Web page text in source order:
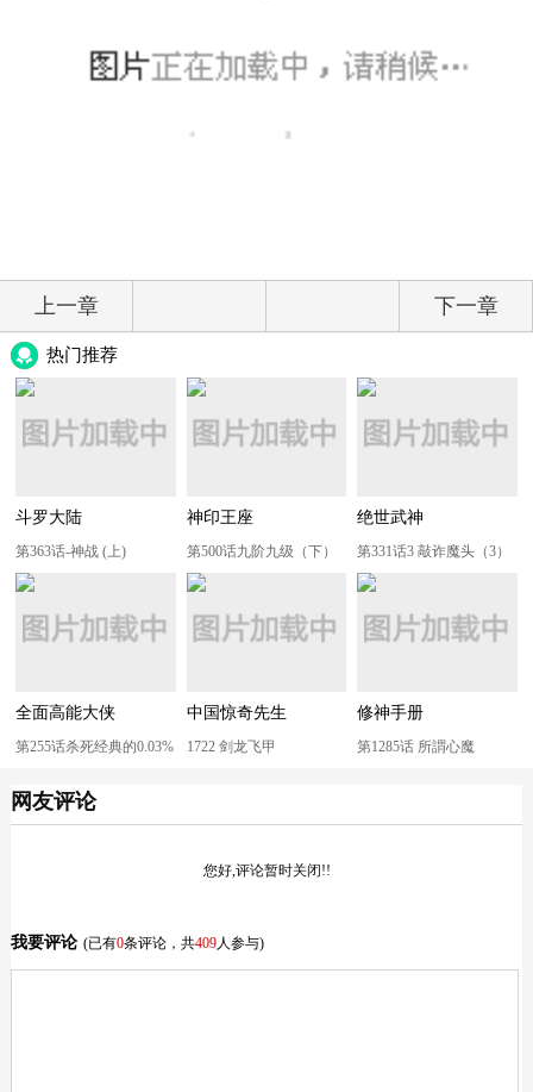
上一章 下一章
热门推荐
斗罗大陆
第363话-神战 (上)
神印王座
第500话九阶九级（下）
绝世武神
第331话3 敲诈魔头（3）
全面高能大侠
第255话杀死经典的0.03%
中国惊奇先生
1722 剑龙飞甲
修神手册
第1285话 所謂心魔
网友评论
您好,评论暂时关闭!!
我要评论 (已有0条评论，共409人参与)